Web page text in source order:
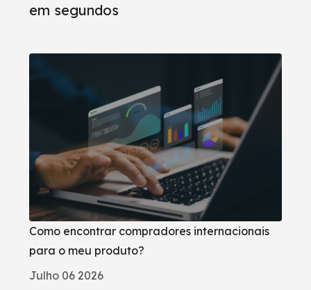
em segundos
Como encontrar compradores internacionais
para o meu produto?
Julho 06 2026